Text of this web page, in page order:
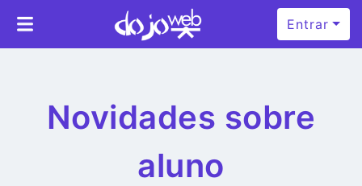
Entrar
Novidades sobre
aluno